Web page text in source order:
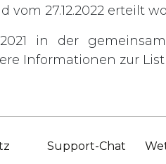
27.12.2022 erteilt
in der
Informationen zur
Support-Chat